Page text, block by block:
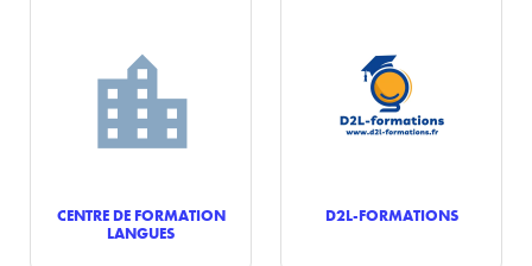
CENTRE DE FORMATION
LANGUES
D2L-FORMATIONS